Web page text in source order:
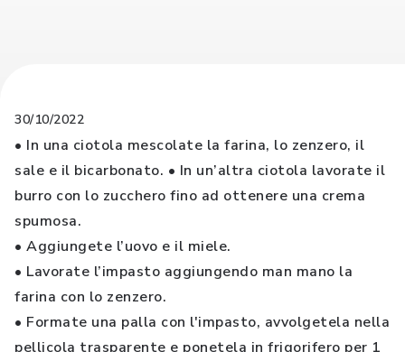
30/10/2022
• In una ciotola mescolate la farina, lo zenzero, il
sale e il bicarbonato. • In un’altra ciotola lavorate il
burro con lo zucchero fino ad ottenere una crema
spumosa.
• Aggiungete l’uovo e il miele.
• Lavorate l’impasto aggiungendo man mano la
farina con lo zenzero.
• Formate una palla con l'impasto, avvolgetela nella
pellicola trasparente e ponetela in frigorifero per 1